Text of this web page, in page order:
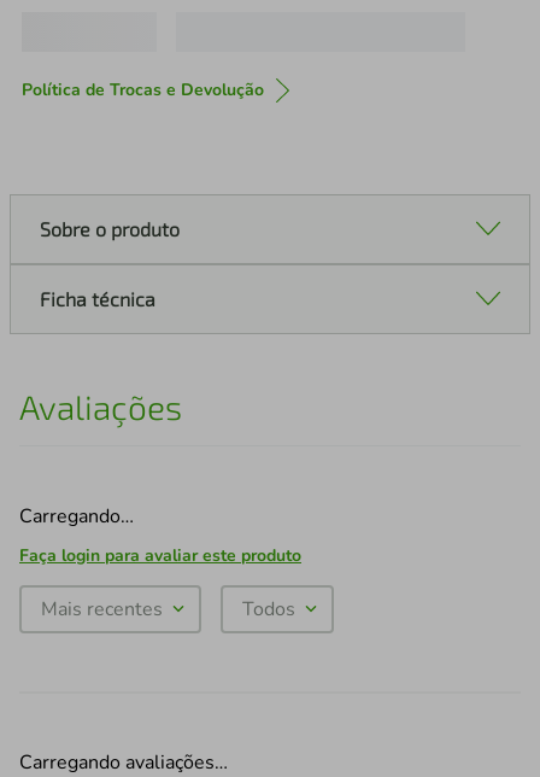
Política de Trocas e Devolução
Sobre o produto
Ficha técnica
Avaliações
Carregando…
Faça login para avaliar este produto
Mais recentes Todos
Carregando avaliações…